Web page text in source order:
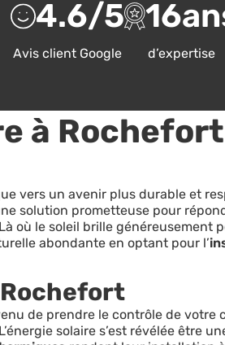
4.6/5
Avis client Google
16
d’expertise
à Rochefort
vers un avenir plus durable et
solution prometteuse pour
où le soleil brille généreusement
abondante en optant pour l’
de prendre le contrôle de
solaire s’est révélée être